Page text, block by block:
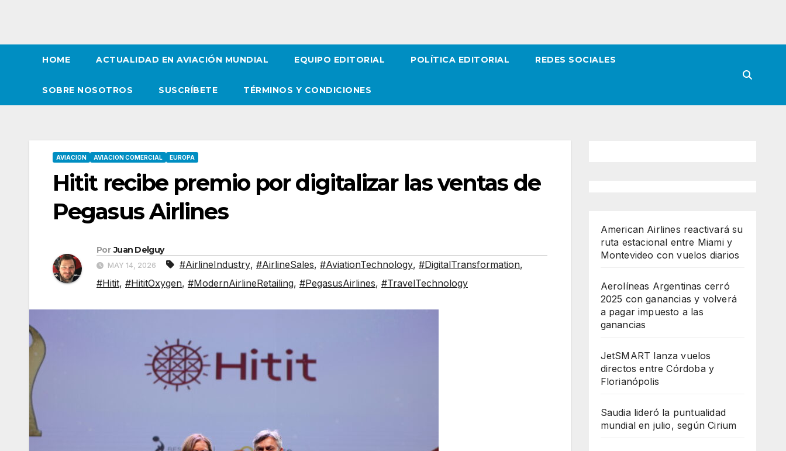
HOME ACTUALIDAD EN AVIACIÓN MUNDIAL EQUIPO EDITORIAL POLÍTICA EDITORIAL REDES SOCIALES
SOBRE NOSOTROS SUSCRÍBETE TÉRMINOS Y CONDICIONES
AVIACION AVIACION COMERCIAL EUROPA
Hitit recibe premio por digitalizar las ventas de
Pegasus Airlines
Por Juan Delguy
MAY 14, 2026 #AirlineIndustry, #AirlineSales, #AviationTechnology, #DigitalTransformation,
#Hitit, #HititOxygen, #ModernAirlineRetailing, #PegasusAirlines, #TravelTechnology
American Airlines reactivará su
ruta estacional entre Miami y
Montevideo con vuelos diarios
Aerolíneas Argentinas cerró
2025 con ganancias y volverá
a pagar impuesto a las
ganancias
JetSMART lanza vuelos
directos entre Córdoba y
Florianópolis
Saudia lideró la puntualidad
mundial en julio, según Cirium